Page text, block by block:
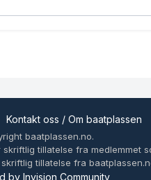
Kontakt oss / Om baatplassen
baatplassen.no.
tillatelse fra medlemmet
tillatelse fra
by Invision Community